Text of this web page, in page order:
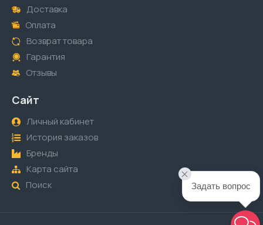
Доставка
Оплата
Возврат товара
Гарантия
Отзывы
Сайт
Личный кабинет
История заказов
Бренды
Карта сайта
Поиск
Задать вопрос